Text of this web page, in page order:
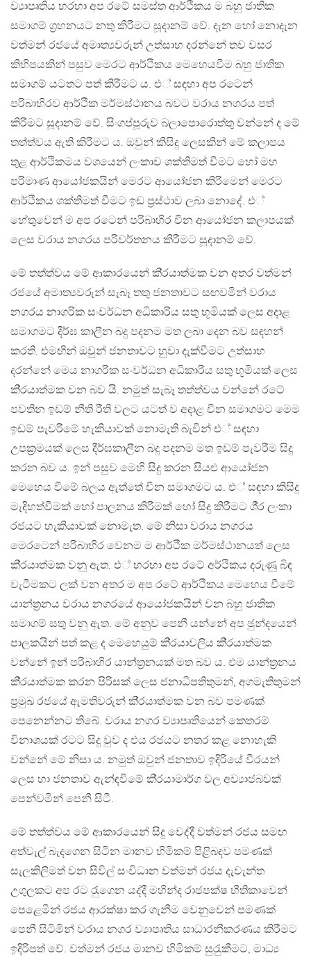
ව්‍යාපෘතිය හරහා අප රටේ සමස්ත ආර්ථිකය ම බහු ජාතික
සමාගම් ග‍්‍රහනයට නතු කිරීමට සූදානම් වේ. දැන හෝ නොදැන
වත්මන් රජයේ අමාත්‍යවරුන් උත්සාහ දරන්නේ තව වසර
කිහිපයකින් පසුව මෙරට ආර්ථිකය මෙහෙයවීම බහු ජාතික
සමාගම් යටතට පත් කිරීමට ය. එ් සඳහා අප රටෙන්
පරිබාහිරව ආර්ථික මර්මස්ථානය බවට වරාය නගරය පත්
කිරීමට සූදානම් වේ. සිංගප්පූරුව බලාපොරොත්තු වන්නේ ද මේ
තත්ත්වය ඇති කිරීමට ය. ඔවුන් කිසිදු ලෙසකින් මේ කලාපය
තුළ ආර්ථිකමය වශයෙන් ලංකාව ශක්තිමත් වීමට හෝ මහ
පරිමාණ ආයෝජකයින් මෙරට ආයෝජන කිරීමෙන් මෙරට
ආර්ථිකය ශක්තිමත් වීමට ඉඩ ප‍්‍රස්ථාව ලබා නොදේ. එ්
හේතුවෙන් ම අප රටෙන් පරිබාහිර චීන ආයෝජන කලාපයක්
ලෙස වරාය නගරය පරිවර්තනය කිරීමට සූදානම් වේ.
මේ තත්ත්වය මේ ආකාරයෙන් කි‍්‍රයාත්මක වන අතර වත්මන්
රජයේ අමාත්‍යවරුන් සැබෑ තතු ජනතාවට සඟවමින් වරාය
නගරය නාගරික සංවර්ධන අධිකාරිය සතු භූමියක් ලෙස අදාළ
සමාගමට දීර්ඝ කාලීන බදු පදනම මත ලබා දෙන බව සඳහන්
කරති. එමඟින් ඔවුන් ජනතාවට හුවා දැක්වීමට උත්සාහ
දරන්නේ මෙය නාගරික සංවර්ධන අධිකාරිය සතු භූමියක් ලෙස
කි‍්‍රයාත්මක වන බව යි. නමුත් සැබෑ තත්ත්වය වන්නේ රටේ
පවතින ඉඩම් නීති රීති වලට යටත් ව අදාළ චීන සමාගමට මෙම
ඉඩම් පැවරීමේ හැකියාවක් නොමැති බැවින් එ් සඳහා
උපක‍්‍රමයක් ලෙස දීර්ඝකාලීන බදු පදනම මත ඉඩම් පැවරීම සිදු
කරන බව ය. ඉන් පසුව මෙහි සිදු කරන සියළු ආයෝජන
මෙහෙය වීමේ බලය ඇත්තේ චීන සමාගමට ය. එ් සඳහා කිසිදු
මැදිහත්වීමක් හෝ පාලනය කිරීමක් හෝ සිදු කිරීමට ශී‍්‍ර ලංකා
රජයට හැකියාවක් නොමැත. මේ නිසා වරාය නගරය
මෙරටෙන් පරිබාහිර වෙනම ම ආර්ථික මර්මස්ථානයත් ලෙස
කි‍්‍රයාත්මක වනු ඇත. එ් හරහා අප රටේ අර්ථිකය දරුණු බිඳ
වැටීමකට ලක් වන අතර ම අප රටේ ආර්ථිකය මෙහෙය වීමේ
යාන්ත‍්‍රනය වරාය නගරයේ ආයෝජකයින් වන බහු ජාතික
සමාගම් සතු වනු ඇත. මේ අනුව පෙනී යන්නේ අප ඡුන්දයෙන්
පාලකයින් පත් කළ ද මෙහෙයුම් කි‍්‍රයාවලිය කි‍්‍රයාත්මක
වන්නේ ඉන් පරිබාහිර යාන්ත‍්‍රනයක් මත බව ය. එම යාන්ත‍්‍රනය
කි‍්‍රයාත්මක කරන පිරිසක් ලෙස ජනාධිපතිතුමන්, අගමැතිතුමන්
ප‍්‍රමුඛ රජයේ ඇමතිවරුන් කි‍්‍රයාත්මක වන බව පමණක්
පෙනෙන්නට තිබේ. වරාය නගර ව්‍යාපෘතියෙන් කෙතරම්
විනාශයක් රටට සිදු වුව ද එය රජයට නතර කළ නොහැකි
වන්නේ මේ නිසා ය. නමුත් ඔවුන් ජනතාව ඉදිරියේ වීරයන්
ලෙස හා ජනතාව ඇන්ඳවීමේ කි‍්‍රයාමාර්ග වල අව්‍යාජබවක්
පෙන්වමින් පෙනී සිටී.
මේ තත්ත්වය මේ ආකාරයෙන් සිදු වෙද්දී වත්මන් රජය සමඟ
අත්වැල් බැදගෙන සිටින මානව හිමිකම් පිළිබඳව පමණක්
සැලකිලිමත් වන සිවිල් සංවිධාන වත්මන් රජය දැවැන්ත
උගුලකට අප රට රැුගෙන යද්දී මහින්ද රාජපක්ෂ භීතිකාවෙන්
පෙළෙමින් රජය ආරක්ෂා කර ගැනීම වෙනුවෙන් පමණක්
පෙනී සිටිමින් වරාය නගර ව්‍යාපෘතිය සාධාරනීකරණය කිරීමට
ඉදිරිපත් වේ. වත්මන් රජය මානව හිමිකම් සුරැුකීමට, මාධ්‍ය